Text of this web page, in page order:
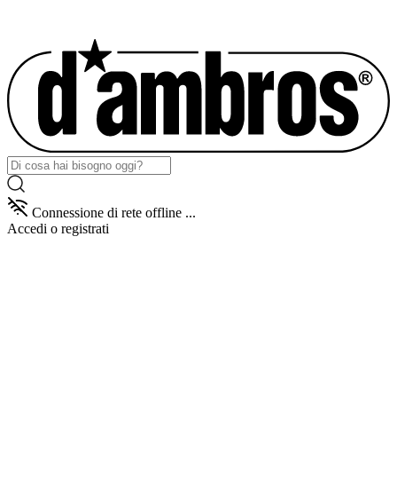
Connessione di rete offline ...
Accedi o registrati